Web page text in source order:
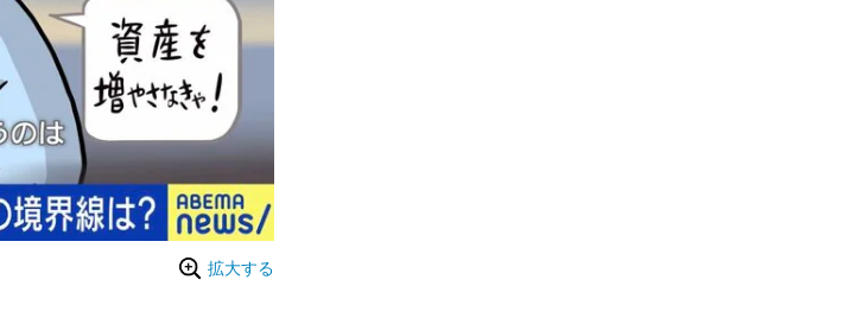
拡大する